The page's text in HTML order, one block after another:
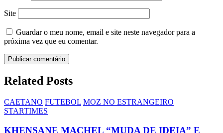
Site
Guardar o meu nome, email e site neste navegador para a
próxima vez que eu comentar.
Related Posts
CAETANO FUTEBOL MOZ NO ESTRANGEIRO
STARTIMES
KHENSANE MACHEL “MUDA DE IDEIA” E